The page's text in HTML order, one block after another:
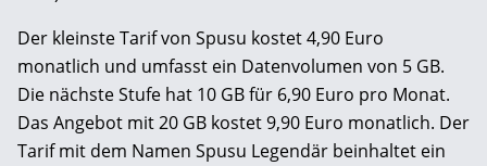
Der kleinste Tarif von Spusu kostet 4,90 Euro
monatlich und umfasst ein Datenvolumen von 5 GB.
Die nächste Stufe hat 10 GB für 6,90 Euro pro Monat.
Das Angebot mit 20 GB kostet 9,90 Euro monatlich. Der
Tarif mit dem Namen Spusu Legendär beinhaltet ein